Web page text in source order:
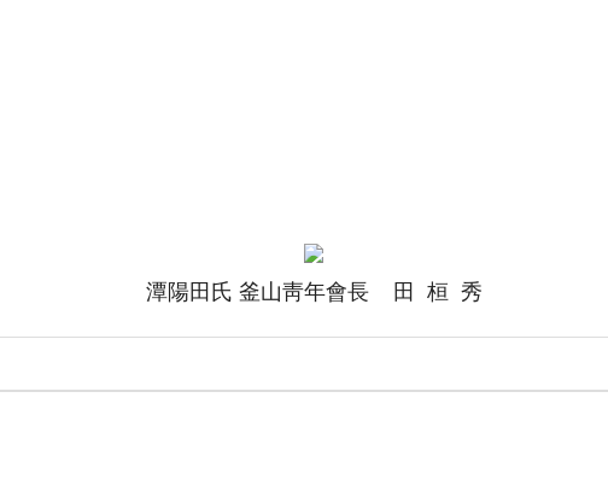
潭陽田氏 釜山靑年會長 田 桓 秀